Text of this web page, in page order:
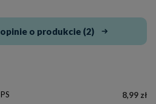
o produkcie (2)
8,99 zł